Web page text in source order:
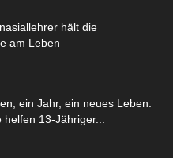
hält die
am Leben
ein Jahr, ein neues Leben:
13-Jähriger...